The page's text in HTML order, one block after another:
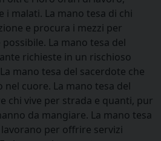
i malati. La mano tesa di chi
e procura i mezzi per
La mano tesa del
richieste in un rischioso
mano tesa del sacerdote che
nel cuore. La mano tesa del
chi vive per strada e quanti, pur
da mangiare. La mano tesa
per offrire servizi